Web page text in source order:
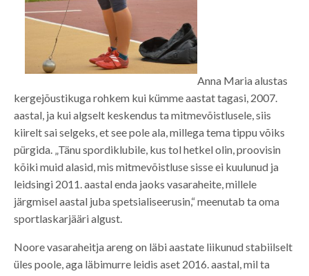
Anna Maria alustas
kergejõustikuga rohkem kui kümme aastat tagasi, 2007.
aastal, ja kui algselt keskendus ta mitmevõistlusele, siis
kiirelt sai selgeks, et see pole ala, millega tema tippu võiks
pürgida. „Tänu spordiklubile, kus tol hetkel olin, proovisin
kõiki muid alasid, mis mitmevõistluse sisse ei kuulunud ja
leidsingi 2011. aastal enda jaoks vasaraheite, millele
järgmisel aastal juba spetsialiseerusin,“ meenutab ta oma
sportlaskarjääri algust.
Noore vasaraheitja areng on läbi aastate liikunud stabiilselt
üles poole, aga läbimurre leidis aset 2016. aastal, mil ta